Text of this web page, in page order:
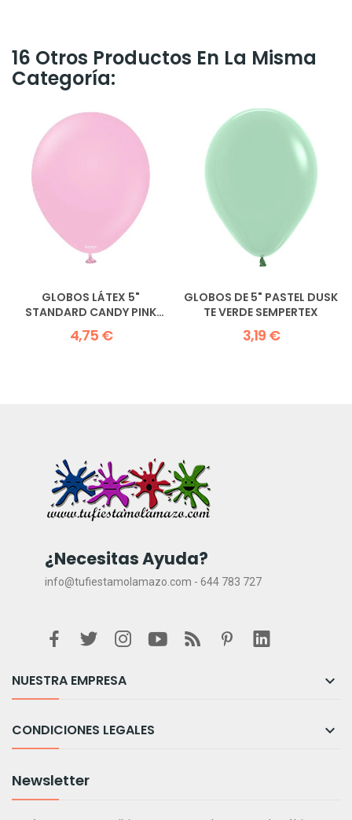
16 Otros Productos En La Misma
Categoría:
GLOBOS LÁTEX 5"
STANDARD CANDY PINK
KALISAN
4,75 €
GLOBOS DE 5" PASTEL DUSK
TE VERDE SEMPERTEX
3,19 €
¿Necesitas Ayuda?
info@tufiestamolamazo.com - 644 783 727
NUESTRA EMPRESA 
CONDICIONES LEGALES 
Newsletter